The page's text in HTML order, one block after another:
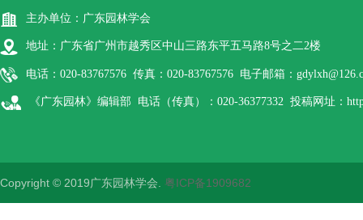
主办单位：广东园林学会
地址：广东省广州市越秀区中山三路东平五马路8号之二2楼
电话：020-83767576 传真：020-83767576 电子邮箱：
《广东园林》编辑部 电话（传真）：020-36377332 投稿网址：
Copyright © 2019广东园林学会. 粤ICP备1909682